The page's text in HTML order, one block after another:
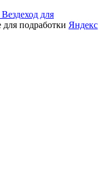
для
подработки Яндекс